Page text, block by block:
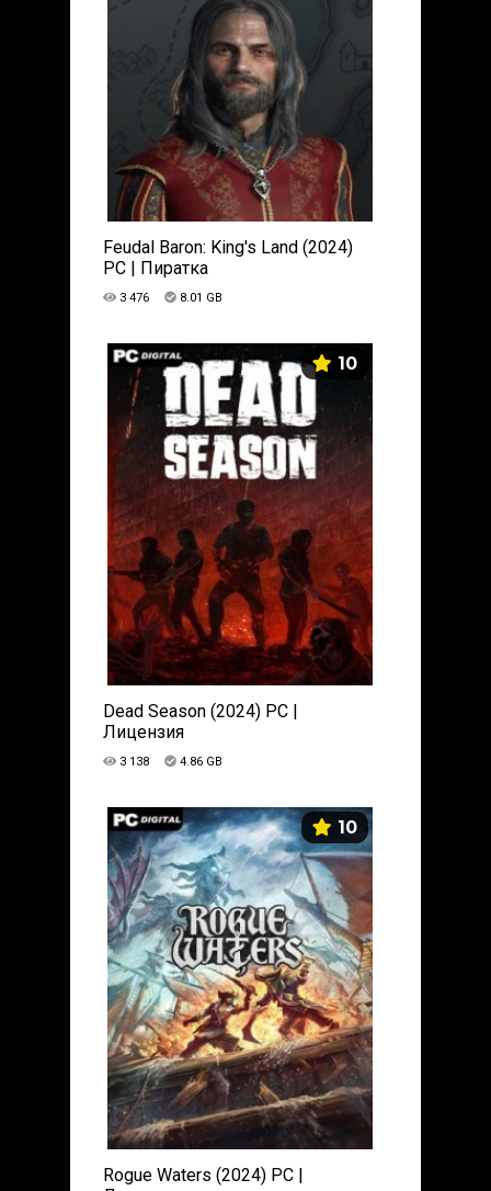
Feudal Baron: King's Land (2024)
PC | Пиратка
3 476 8.01 GB
10
Dead Season (2024) PC |
Лицензия
3 138 4.86 GB
10
Rogue Waters (2024) PC |